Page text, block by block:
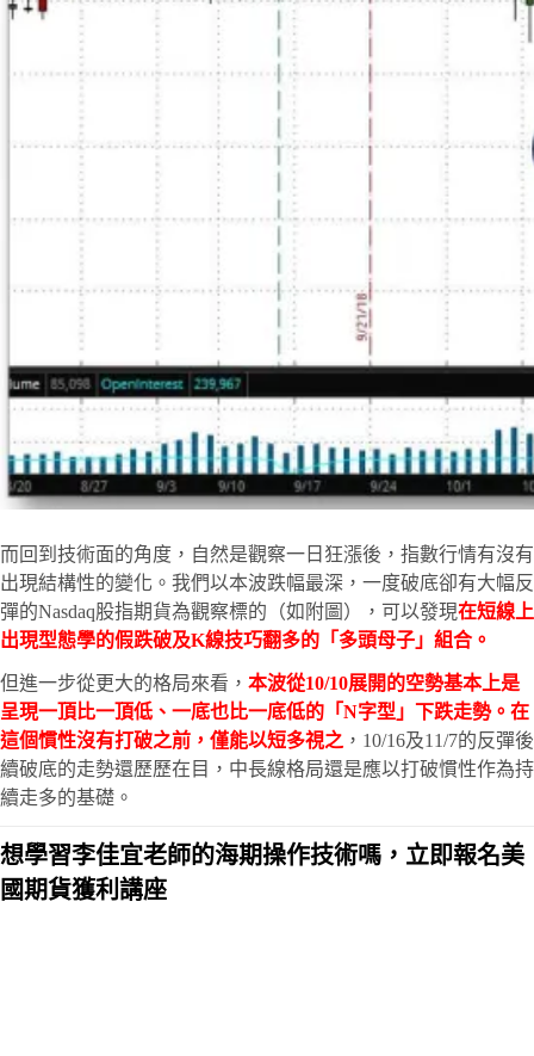
而回到技術面的角度，自然是觀察一日狂漲後，指數行情有沒有
出現結構性的變化。我們以本波跌幅最深，一度破底卻有大幅反
彈的Nasdaq股指期貨為觀察標的（如附圖），可以發現在短線上
出現型態學的假跌破及K線技巧翻多的「多頭母子」組合。
但進一步從更大的格局來看， 本波從10/10展開的空勢基本上是
呈現一頂比一頂低、一底也比一底低的「N字型」下跌走勢。在
這個慣性沒有打破之前，僅能以短多視之 ，10/16及11/7的反彈後
續破底的走勢還歷歷在目，中長線格局還是應以打破慣性作為持
續走多的基礎。
想學習李佳宜老師的海期操作技術嗎，立即報名美
國期貨獲利講座